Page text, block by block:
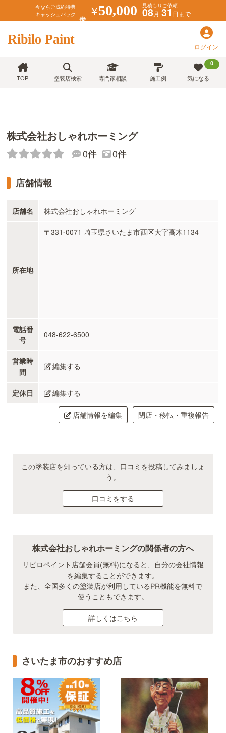
今ならご成約特典
キャッシュバック
￥50,000 見積もりご依頼
08月 31日まで
Ribilo Paint ログイン
TOP 塗装店検索 専門家相談 施工例
0
気になる
株式会社おしゃれホーミング
0件 0件
店舗情報
店舗名 株式会社おしゃれホーミング
所在地
〒331-0071 埼玉県さいたま市西区大字高木1134
電話番
号
048-622-6500
営業時
間
編集する
定休日 編集する
店舗情報を編集 閉店・移転・重複報告
この塗装店を知っている方は、口コミを投稿してみましょ
う。
口コミをする
株式会社おしゃれホーミングの関係者の方へ
リビロペイント店舗会員(無料)になると、自分の会社情報
を編集することができます。
また、全国多くの塗装店が利用しているPR機能を無料で
使うこともできます。
詳しくはこちら
さいたま市のおすすめ店